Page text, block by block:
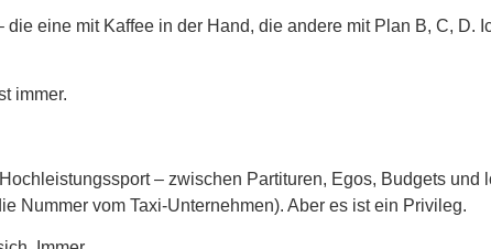
eine mit Kaffee in der Hand, die andere mit Plan B, C, D.
immer.
– zwischen Partituren, Egos, Budgets
Nummer vom Taxi-Unternehmen). Aber es ist ein Privileg.